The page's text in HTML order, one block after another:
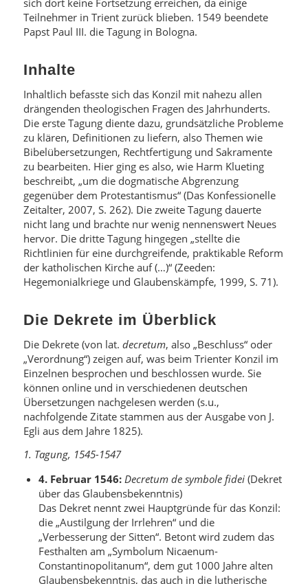
sich dort keine Fortsetzung erreichen, da einige
Teilnehmer in Trient zurück blieben. 1549 beendete
Papst Paul III. die Tagung in Bologna.
Inhalte
Inhaltlich befasste sich das Konzil mit nahezu allen
drängenden theologischen Fragen des Jahrhunderts.
Die erste Tagung diente dazu, grundsätzliche Probleme
zu klären, Definitionen zu liefern, also Themen wie
Bibelübersetzungen, Rechtfertigung und Sakramente
zu bearbeiten. Hier ging es also, wie Harm Klueting
beschreibt, „um die dogmatische Abgrenzung
gegenüber dem Protestantismus“ (Das Konfessionelle
Zeitalter, 2007, S. 262). Die zweite Tagung dauerte
nicht lang und brachte nur wenig nennenswert Neues
hervor. Die dritte Tagung hingegen „stellte die
Richtlinien für eine durchgreifende, praktikable Reform
der katholischen Kirche auf (…)“ (Zeeden:
Hegemonialkriege und Glaubenskämpfe, 1999, S. 71).
Die Dekrete im Überblick
Die Dekrete (von lat. decretum, also „Beschluss“ oder
„Verordnung“) zeigen auf, was beim Trienter Konzil im
Einzelnen besprochen und beschlossen wurde. Sie
können online und in verschiedenen deutschen
Übersetzungen nachgelesen werden (s.u.,
nachfolgende Zitate stammen aus der Ausgabe von J.
Egli aus dem Jahre 1825).
1. Tagung, 1545-1547
4. Februar 1546: Decretum de symbole fidei(Dekret
über das Glaubensbekenntnis)
Das Dekret nennt zwei Hauptgründe für das Konzil:
die „Austilgung der Irrlehren“ und die
„Verbesserung der Sitten“. Betont wird zudem das
Festhalten am „Symbolum Nicaenum-
Constantinopolitanum“, dem gut 1000 Jahre alten
Glaubensbekenntnis, das auch in die lutherische